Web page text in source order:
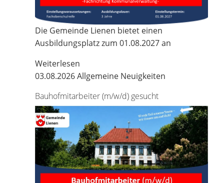
Die Gemeinde Lienen bietet einen
Ausbildungsplatz zum 01.08.2027 an
Weiterlesen
03.08.2026Allgemeine Neuigkeiten
Bauhofmitarbeiter (m/w/d) gesucht